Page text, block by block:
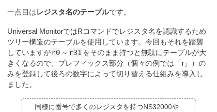
一点目はレジスタ名のテーブルです。
Universal MonitorではRコマンドでレジスタ名を認識するため
ツリー構造のテーブルを使用しています。今回もそれを踏襲
していますがr0 ～ r31 をそのまま持つと無駄にテーブルが大
きくなるので、プレフィックス部分（個々の例では「r」）の
みを登録して後ろの数字によって切り替える仕組みを導入し
ました。
同様に番号で多くのレジスタを持つNS32000や